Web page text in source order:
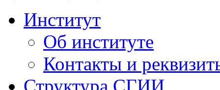
Институт
Об институте
Контакты и